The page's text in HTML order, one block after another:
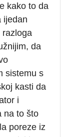
kako to da
ijedan
da
sistemu s
kasti da
i
na to što
poreze iz